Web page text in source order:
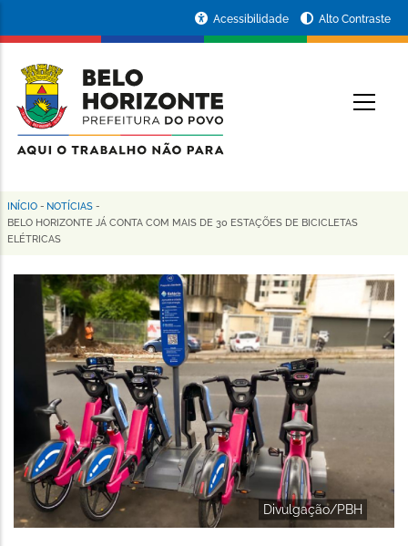
conteúdo
principal
da
Prefeitura
de
Horizonte
Acessibilidade Alto Contraste
Trilha
de
navegação
INÍCIO - NOTÍCIAS -
BELO HORIZONTE JÁ CONTA COM MAIS DE 30 ESTAÇÕES DE BICICLETAS
ELÉTRICAS
Divulgação/PBH